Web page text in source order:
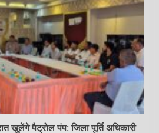
खुलेंगे पैट्रोल पंप: जिला पूर्ति अधिकारी